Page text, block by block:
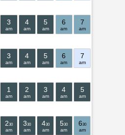
3
am
4
am
5
am
6
am
7
am
3
am
4
am
5
am
6
am
7
am
1
am
2
am
3
am
4
am
5
am
230
am
330
am
430
am
530
am
630
am